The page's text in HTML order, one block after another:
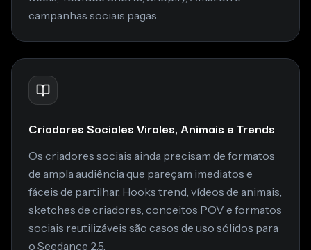
campanhas sociais pagas.
Criadores Sociales Virales, Animais e Trends
Os criadores sociais ainda precisam de formatos
de ampla audiência que pareçam imediatos e
fáceis de partilhar. Hooks trend, vídeos de animais,
sketches de criadores, conceitos POV e formatos
sociais reutilizáveis são casos de uso sólidos para
o Seedance 2.5.